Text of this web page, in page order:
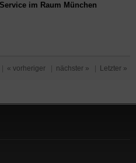
im Raum München
« vorheriger nächster » Letzter »